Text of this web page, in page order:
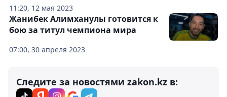
11:20, 12 мая 2023
07:00, 30 апреля 2023
Жанибек Алимханулы готовится к
бою за титул чемпиона мира
Следите за новостями zakon.kz в: